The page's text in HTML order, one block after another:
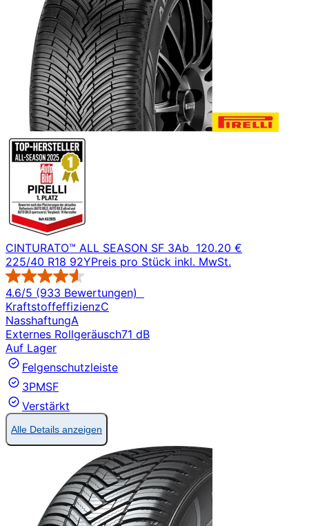
CINTURATO™ ALL SEASON SF 3Ab 120.20 €
225/40 R18 92YPreis pro Stück inkl. MwSt.
4.6/5 (933 Bewertungen)
KraftstoffeffizienzC
NasshaftungA
Externes Rollgeräusch71 dB
Auf Lager
Felgenschutzleiste
3PMSF
Verstärkt
Alle Details anzeigen